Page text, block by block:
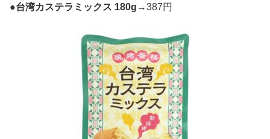
●台湾カステラミックス 180g →387円